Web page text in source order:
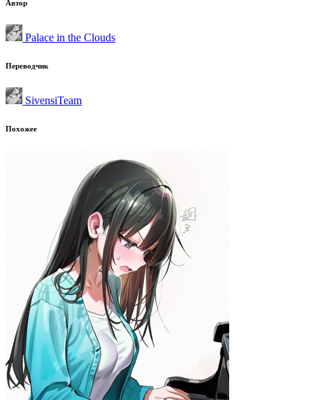
Автор
Palace in the Clouds
Переводчик
SivensiTeam
Похожее